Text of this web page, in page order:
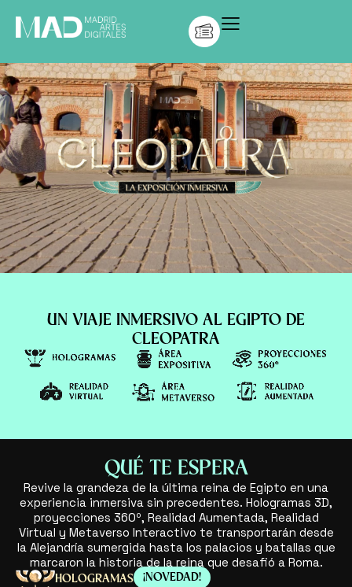
UN VIAJE INMERSIVO AL EGIPTO DE
CLEOPATRA
QUÉ TE ESPERA
Revive la grandeza de la última reina de Egipto en una
experiencia inmersiva sin precedentes. Hologramas 3D,
proyecciones 360º, Realidad Aumentada, Realidad
Virtual y Metaverso Interactivo te transportarán desde
la Alejandría sumergida hasta los palacios y batallas que
marcaron la historia de la reina que desafió a Roma.
HOLOGRAMAS ¡NOVEDAD!